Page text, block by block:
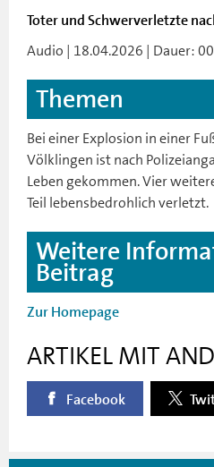
Toter und Schwerverletzte
Audio | 18.04.2026 | Dauer:
Themen
Bei einer Explosion in einer
Völklingen ist nach
Leben gekommen. Vier
Teil lebensbedrohlich verletzt.
Weitere
Beitrag
Zur Homepage
ARTIKEL MIT
Facebook